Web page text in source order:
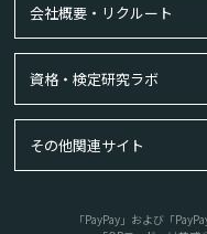
会社概要・リクルート
資格・検定研究ラボ
その他関連サイト
「PayPay」および「